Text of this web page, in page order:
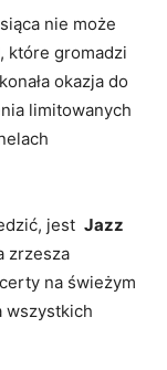
nie może
, ‍które gromadzi
okazja do
limitowanych
jest
Jazz⁤
zrzesza
na świeżym
wszystkich